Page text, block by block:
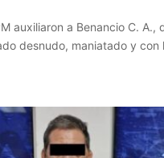
auxiliaron a Benancio C. A.,
desnudo, maniatado y con